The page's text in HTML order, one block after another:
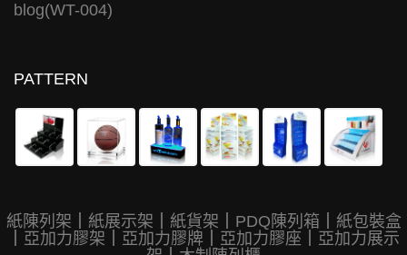
blog(WT-004)
PATTERN
紙陳列架 紙展示架 紙貨架 PDQ陳列箱
紙包裝盒
亞加力膠架 亞加力膠牌 亞加力膠座
亞加力展示